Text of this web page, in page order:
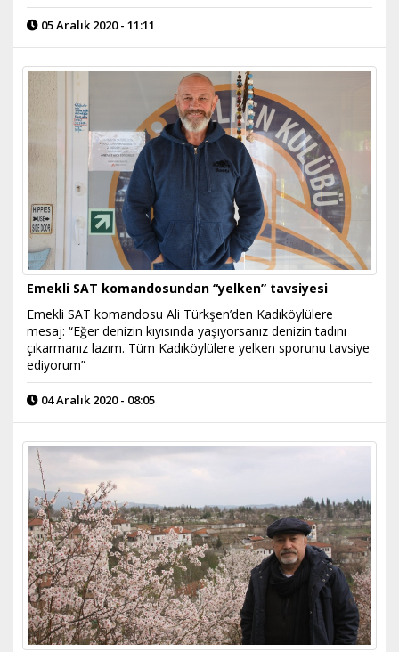
05 Aralık 2020 - 11:11
Emekli SAT komandosundan “yelken” tavsiyesi
Emekli SAT komandosu Ali Türkşen’den Kadıköylülere
mesaj: “Eğer denizin kıyısında yaşıyorsanız denizin tadını
çıkarmanız lazım. Tüm Kadıköylülere yelken sporunu tavsiye
ediyorum”
04 Aralık 2020 - 08:05